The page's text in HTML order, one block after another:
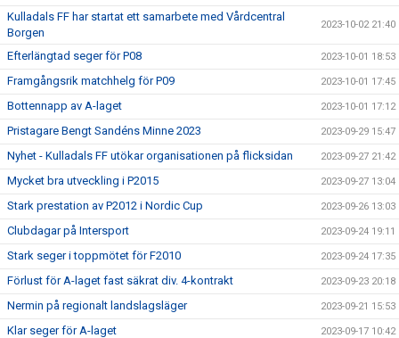
Kulladals FF har startat ett samarbete med Vårdcentral
Borgen
2023-10-02 21:40
Efterlängtad seger för P08 2023-10-01 18:53
Framgångsrik matchhelg för P09 2023-10-01 17:45
Bottennapp av A-laget 2023-10-01 17:12
Pristagare Bengt Sandéns Minne 2023 2023-09-29 15:47
Nyhet - Kulladals FF utökar organisationen på flicksidan 2023-09-27 21:42
Mycket bra utveckling i P2015 2023-09-27 13:04
Stark prestation av P2012 i Nordic Cup 2023-09-26 13:03
Clubdagar på Intersport 2023-09-24 19:11
Stark seger i toppmötet för F2010 2023-09-24 17:35
Förlust för A-laget fast säkrat div. 4-kontrakt 2023-09-23 20:18
Nermin på regionalt landslagsläger 2023-09-21 15:53
Klar seger för A-laget 2023-09-17 10:42